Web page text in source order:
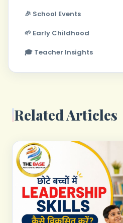
🎉 School Events
🌱 Early Childhood
🎓 Teacher Insights
Related Articles